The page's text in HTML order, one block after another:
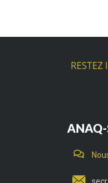
RESTEZ
ANAQ-